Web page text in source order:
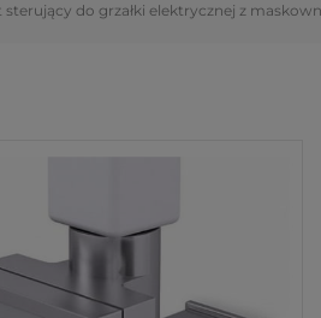
sterujący do grzałki elektrycznej z